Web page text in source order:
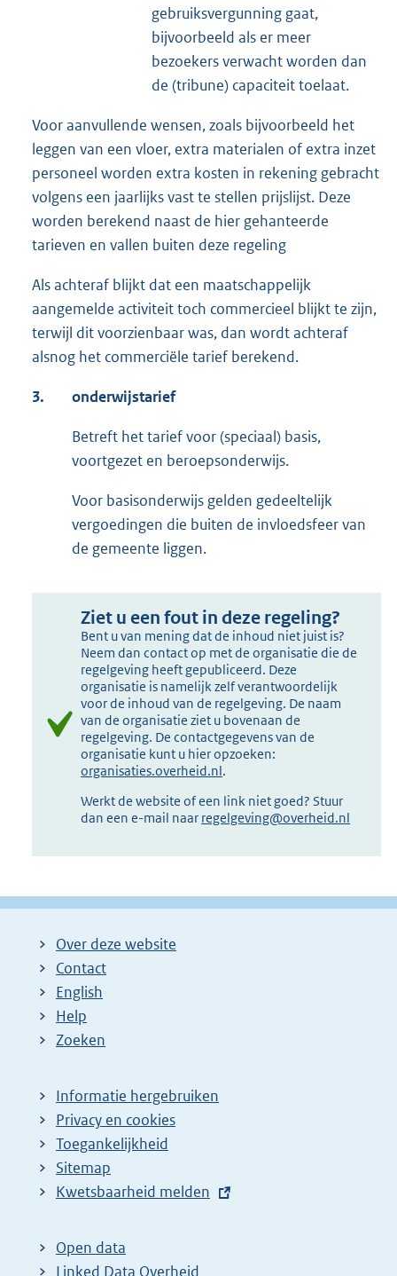
gebruiksvergunning gaat,
bijvoorbeeld als er meer
bezoekers verwacht worden dan
de (tribune) capaciteit toelaat.
Voor aanvullende wensen, zoals bijvoorbeeld het
leggen van een vloer, extra materialen of extra inzet
personeel worden extra kosten in rekening gebracht
volgens een jaarlijks vast te stellen prijslijst. Deze
worden berekend naast de hier gehanteerde
tarieven en vallen buiten deze regeling
Als achteraf blijkt dat een maatschappelijk
aangemelde activiteit toch commercieel blijkt te zijn,
terwijl dit voorzienbaar was, dan wordt achteraf
alsnog het commerciële tarief berekend.
3. onderwijstarief
Betreft het tarief voor (speciaal) basis,
voortgezet en beroepsonderwijs.
Voor basisonderwijs gelden gedeeltelijk
vergoedingen die buiten de invloedsfeer van
de gemeente liggen.
Ziet u een fout in deze regeling?
Bent u van mening dat de inhoud niet juist is?
Neem dan contact op met de organisatie die de
regelgeving heeft gepubliceerd. Deze
organisatie is namelijk zelf verantwoordelijk
voor de inhoud van de regelgeving. De naam
van de organisatie ziet u bovenaan de
regelgeving. De contactgegevens van de
organisatie kunt u hier opzoeken:
organisaties.overheid.nl.
Werkt de website of een link niet goed? Stuur
dan een e-mail naar regelgeving@overheid.nl
Over deze website
Contact
English
Help
Zoeken
Informatie hergebruiken
Privacy en cookies
Toegankelijkheid
Sitemap
E
t
e
Kwetsbaarheid melden
Open data
Linked Data Overheid